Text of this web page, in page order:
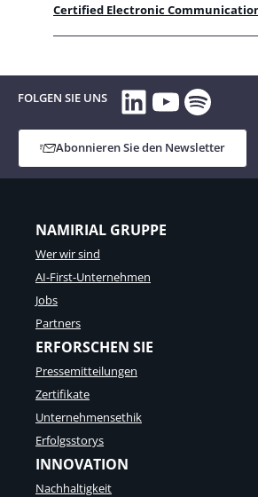
Certified Electronic Communication
FOLGEN SIE UNS LinkedIn
YouTube
Abonnieren Sie den Newsletter
NAMIRIAL GRUPPE
Wer wir sind
AI-First-Unternehmen
Jobs
Partners
ERFORSCHEN SIE
Pressemitteilungen
Zertifikate
Unternehmensethik
Erfolgsstorys
INNOVATION
Nachhaltigkeit